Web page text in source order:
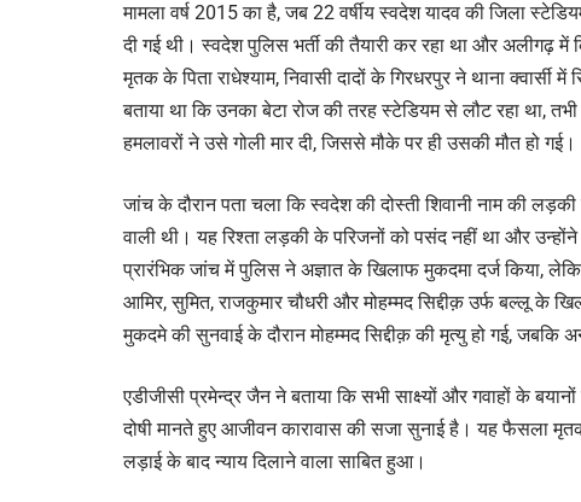
मामला वर्ष 2015 का है, जब 22 वर्षीय स्वदेश यादव की जिला
दी गई थी। स्वदेश पुलिस भर्ती की तैयारी कर रहा था और अलीगढ़ में
मृतक के पिता राधेश्याम, निवासी दादों के गिरधरपुर ने थाना क्वार्सी में
बताया था कि उनका बेटा रोज की तरह स्टेडियम से लौट रहा था, तभी
हमलावरों ने उसे गोली मार दी, जिससे मौके पर ही उसकी मौत हो गई।
जांच के दौरान पता चला कि स्वदेश की दोस्ती शिवानी नाम की
वाली थी। यह रिश्ता लड़की के परिजनों को पसंद नहीं था और उन्होंने
प्रारंभिक जांच में पुलिस ने अज्ञात के खिलाफ मुकदमा दर्ज किया,
आमिर, सुमित, राजकुमार चौधरी और मोहम्मद सिद्दीक़ उर्फ बल्लू के
मुकदमे की सुनवाई के दौरान मोहम्मद सिद्दीक़ की मृत्यु हो गई, जबकि
एडीजीसी प्रमेन्द्र जैन ने बताया कि सभी साक्ष्यों और गवाहों के
दोषी मानते हुए आजीवन कारावास की सजा सुनाई है। यह फैसला
लड़ाई के बाद न्याय दिलाने वाला साबित हुआ।